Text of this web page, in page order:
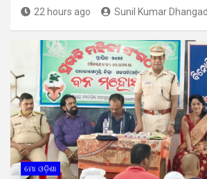
22 hours ago Sunil Kumar
ମୋ ଓଡ଼ିଶା